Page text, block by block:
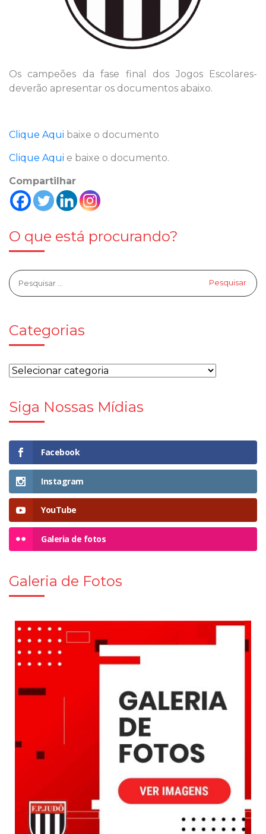
Os campeões da fase final dos Jogos Escolares-
deverão apresentar os documentos abaixo.
Clique Aqui baixe o documento
Clique Aqui e baixe o documento.
Compartilhar
O que está procurando?
Categorias
Siga Nossas Mídias
Facebook
Instagram
YouTube
Galeria de fotos
Galeria de Fotos